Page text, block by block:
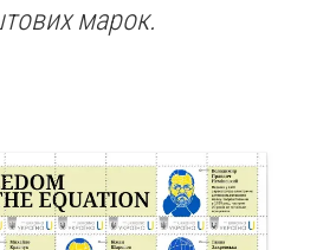
марок.